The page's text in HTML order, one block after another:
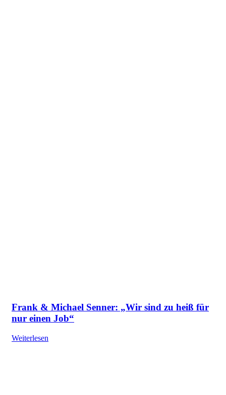
Frank & Michael Senner: „Wir sind zu heiß für
nur einen Job“
Weiterlesen